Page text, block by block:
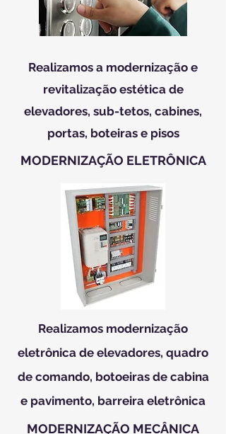
Realizamos a modernização e
revitalização estética de
elevadores, sub-tetos, cabines,
portas, boteiras e pisos
MODERNIZAÇÃO ELETRÔNICA
Realizamos modernização
eletrônica de elevadores, quadro
de comando, botoeiras de cabina
e pavimento, barreira eletrônica
MODERNIZAÇÃO MECÂNICA